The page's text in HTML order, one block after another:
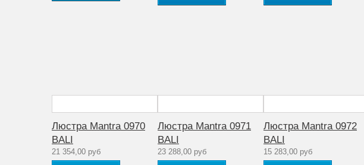
Люстра Mantra 0970
BALI
21 354,00 руб
Люстра Mantra 0971
BALI
23 288,00 руб
Люстра Mantra 0972
BALI
15 283,00 руб